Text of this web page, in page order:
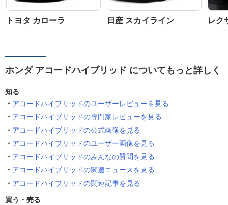
トヨタ カローラ 日産 スカイライン レク
ホンダ アコードハイブリッド についてもっと詳しく
知る
アコードハイブリッドのユーザーレビューを見る
アコードハイブリッドの専門家レビューを見る
アコードハイブリッドの公式画像を見る
アコードハイブリッドのユーザー画像を見る
アコードハイブリッドのみんなの質問を見る
アコードハイブリッドの関連ニュースを見る
アコードハイブリッドの関連記事を見る
買う・売る